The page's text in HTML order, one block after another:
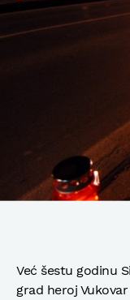
Već šestu godinu
grad heroj